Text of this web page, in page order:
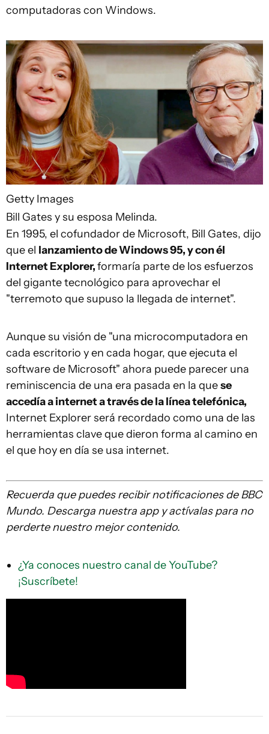
computadoras con Windows.
Getty Images
Bill Gates y su esposa Melinda.
En 1995, el cofundador de Microsoft, Bill Gates, dijo
que el lanzamiento de Windows 95, y con él
Internet Explorer,formaría parte de los esfuerzos
del gigante tecnológico para aprovechar el
"terremoto que supuso la llegada de internet".
Aunque su visión de "una microcomputadora en
cada escritorio y en cada hogar, que ejecuta el
software de Microsoft" ahora puede parecer una
reminiscencia de una era pasada en la quese
accedía a internet a través de la línea telefónica,
Internet Explorer será recordado como una de las
herramientas clave que dieron forma al camino en
el que hoy en día se usa internet.
Recuerda quepuedes recibir notificaciones de BBC
Mundo. Descarga nuestra app y actívalas para no
perderte nuestro mejor contenido.
¿Ya conoces nuestro canal de YouTube?
¡Suscríbete!